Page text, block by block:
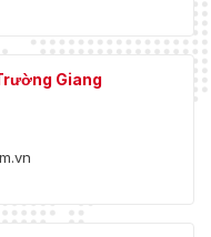
Giang